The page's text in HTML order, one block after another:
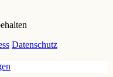
Datenschutz